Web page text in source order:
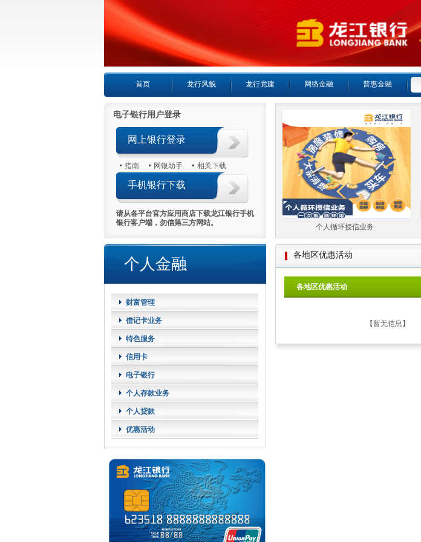
首页 龙行风貌 龙行党建 网络金融 普惠金融
电子银行用户登录
网上银行登录
指南 网银助手 相关下载
手机银行下载
请从各平台官方应用商店下载龙江银行手机
银行客户端，勿信第三方网站。
个人金融
财富管理
借记卡业务
特色服务
信用卡
电子银行
个人存款业务
个人贷款
优惠活动
个人房产抵押贷款 个人循环授信业务
各地区优惠活动
各地区优惠活动
【暂无信息 】